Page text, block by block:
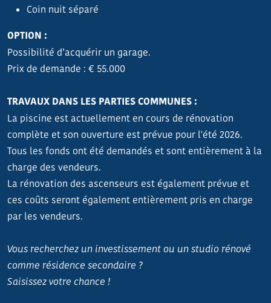
Coin nuit séparé
OPTION :
Possibilité d’acquérir un garage.
Prix de demande : € 55.000
TRAVAUX DANS LES PARTIES COMMUNES :
La piscine est actuellement en cours de rénovation
complète et son ouverture est prévue pour l'été 2026.
Tous les fonds ont été demandés et sont entièrement à la
charge des vendeurs.
La rénovation des ascenseurs est également prévue et
ces coûts seront également entièrement pris en charge
par les vendeurs.
Vous recherchez un investissement ou un studio rénové
comme résidence secondaire ?
Saisissez votre chance !